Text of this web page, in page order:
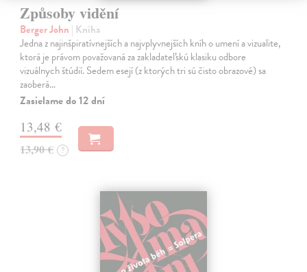
Způsoby vidění
Berger John | Kniha
Jedna z najinšpiratívnejších a najvplyvnejších kníh o umení a vizualite,
ktorá je právom považovaná za zakladateľskú klasiku odbore
vizuálnych štúdií. Sedem esejí (z ktorých tri sú čisto obrazové) sa
zaoberá…
Zasielame do 12 dní
13,48 €
13,90 € ?